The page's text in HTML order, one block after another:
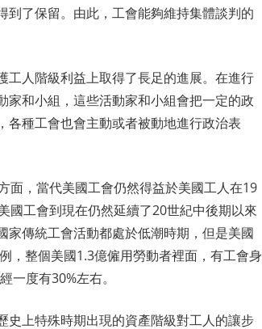
了保留。由此，工會能夠維持集體談判的
工人階級利益上取得了長足的進展。在進行
和小組，這些活動家和小組會把一定的政
種工會也會主動或者被動地進行政治表
面，當代美國工會仍然得益於美國工人在19
國工會到現在仍然延續了20世紀中後期以來
傳統工會活動都處於低潮時期，但是美國
，整個美國1.3億僱用勞動者裡面，有工會身
一度有30%左右。
史上特殊時期出現的資產階級對工人的讓步